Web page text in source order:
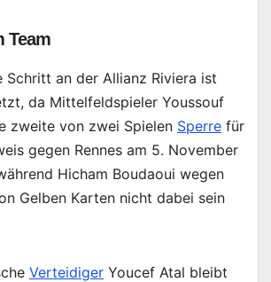
Team
Schritt an der Allianz Riviera ist
da Mittelfeldspieler Youssouf
zweite von zwei Spielen Sperre für
gegen Rennes am 5. November
Hicham Boudaoui wegen
Gelben Karten nicht dabei sein
Verteidiger Youcef Atal bleibt